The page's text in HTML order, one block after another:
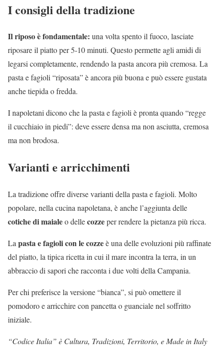
I consigli della tradizione
Il riposo è fondamentale: una volta spento il fuoco, lasciate
riposare il piatto per 5-10 minuti. Questo permette agli amidi di
legarsi completamente, rendendo la pasta ancora più cremosa. La
pasta e fagioli “riposata” è ancora più buona e può essere gustata
anche tiepida o fredda.
I napoletani dicono che la pasta e fagioli è pronta quando “regge
il cucchiaio in piedi”: deve essere densa ma non asciutta, cremosa
ma non brodosa.
Varianti e arricchimenti
La tradizione offre diverse varianti della pasta e fagioli. Molto
popolare, nella cucina napoletana, è anche l’aggiunta delle
cotiche di maialeo dellecozzeper rendere la pietanza più ricca.
Lapasta e fagioli con le cozzeè una delle evoluzioni più raffinate
del piatto, la tipica ricetta in cui il mare incontra la terra, in un
abbraccio di sapori che racconta i due volti della Campania.
Per chi preferisce la versione “bianca”, si può omettere il
pomodoro e arricchire con pancetta o guanciale nel soffritto
iniziale.
“Codice Italia” è Cultura, Tradizioni, Territorio, e Made in Italy